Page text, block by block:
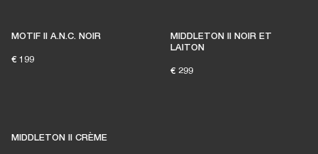
MOTIF II A.N.C. NOIR
€ 199
MIDDLETON II NOIR ET
LAITON
€ 299
MIDDLETON II CRÈME